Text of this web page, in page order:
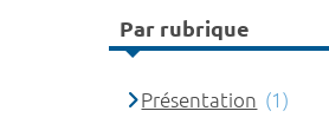
Par rubrique
Présentation (1)